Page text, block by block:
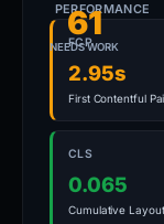
61
NEEDS WORK
PERFORMANCE
FCP
2.95s
First Contentful
CLS
0.065
Cumulative